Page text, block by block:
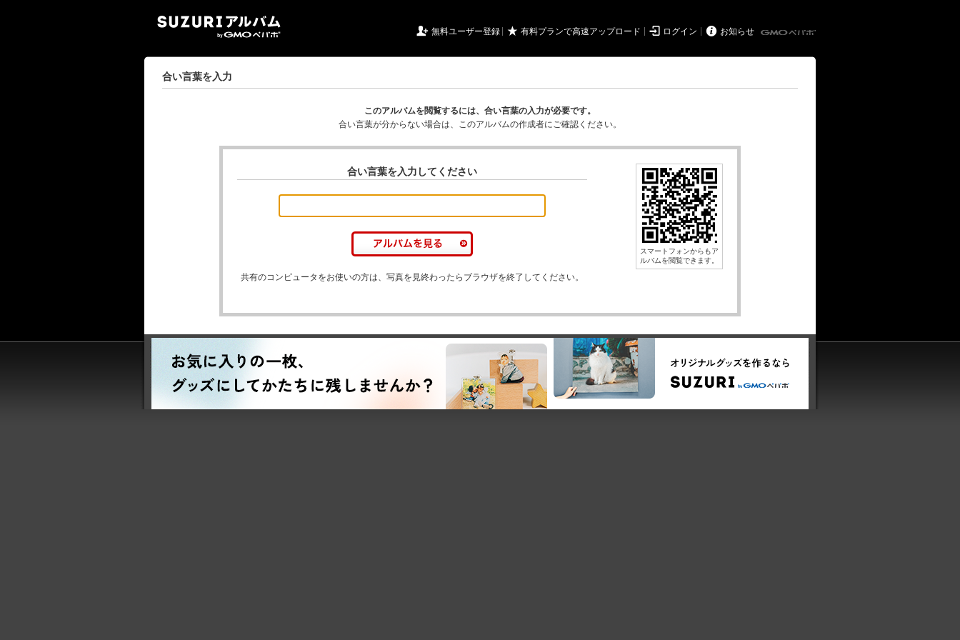
 無料ユーザー登録 ★ 有料プランで高速アップロード  ログイン  お知らせ
合い言葉を入力
このアルバムを閲覧するには、合い言葉の入力が必要です。
合い言葉が分からない場合は、このアルバムの作成者にご確認ください。
合い言葉を入力してください
共有のコンピュータをお使いの方は、写真を見終わったらブラウザを終了してください。
スマートフォンからもア
ルバムを閲覧できます。